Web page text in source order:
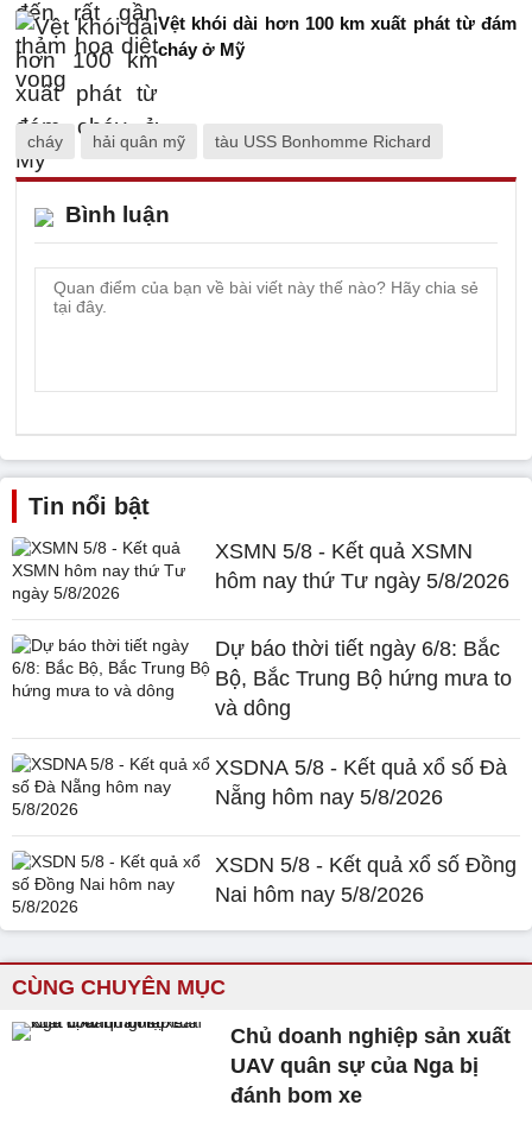
Vệt khói dài hơn 100 km xuất phát từ đám
cháy ở Mỹ
cháy hải quân mỹ tàu USS Bonhomme Richard
Bình luận
Tin nổi bật
XSMN 5/8 - Kết quả XSMN
hôm nay thứ Tư ngày 5/8/2026
Dự báo thời tiết ngày 6/8: Bắc
Bộ, Bắc Trung Bộ hứng mưa to
và dông
XSDNA 5/8 - Kết quả xổ số Đà
Nẵng hôm nay 5/8/2026
XSDN 5/8 - Kết quả xổ số Đồng
Nai hôm nay 5/8/2026
CÙNG CHUYÊN MỤC
Chủ doanh nghiệp sản xuất
UAV quân sự của Nga bị
đánh bom xe